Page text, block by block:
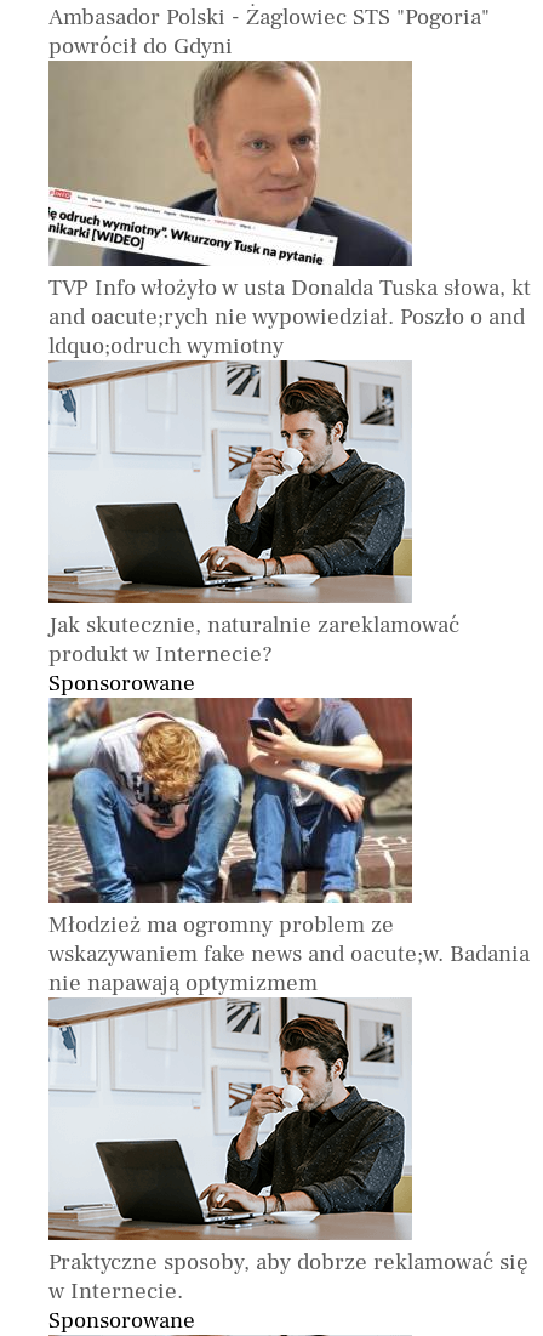
Ambasador Polski - Żaglowiec STS "Pogoria"
powrócił do Gdyni
TVP Info włożyło w usta Donalda Tuska słowa, kt
and oacute;rych nie wypowiedział. Poszło o and
ldquo;odruch wymiotny
Jak skutecznie, naturalnie zareklamować
produkt w Internecie?
Sponsorowane
Młodzież ma ogromny problem ze
wskazywaniem fake news and oacute;w. Badania
nie napawają optymizmem
Praktyczne sposoby, aby dobrze reklamować się
w Internecie.
Sponsorowane